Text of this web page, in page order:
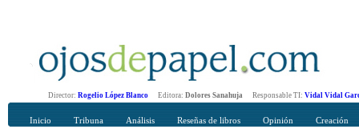
Director: Rogelio López Blanco Editora: Dolores Sanahuja Responsable TI: Vidal Vidal
Inicio Tribuna Análisis Reseñas de libros Opinión Creación